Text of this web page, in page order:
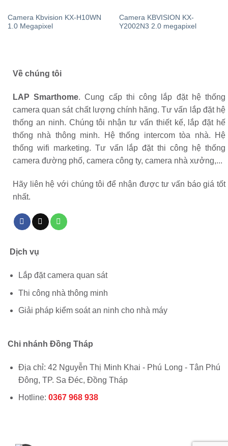
Camera Kbvision KX-H10WN
1.0 Megapixel
Camera KBVISION KX-
Y2002N3 2.0 megapixel
Về chúng tôi
LAP Smarthome. Cung cấp thi công lắp đặt hệ thống
camera quan sát chất lượng chính hãng. Tư vấn lắp đặt hệ
thống an ninh. Chúng tôi nhận tư vấn thiết kế, lắp đặt hế
thống nhà thông minh. Hệ thống intercom tòa nhà. Hệ
thống wifi marketing. Tư vấn lắp đặt thi công hệ thống
camera đường phố, camera công ty, camera nhà xưởng,...
Hãy liên hệ với chúng tôi để nhận được tư vấn báo giá tốt
nhất.
Dịch vụ
Lắp đặt camera quan sát
Thi công nhà thông minh
Giải pháp kiểm soát an ninh cho nhà máy
Chi nhánh Đồng Tháp
Địa chỉ: 42 Nguyễn Thị Minh Khai - Phú Long - Tân Phú
Đông, TP. Sa Đéc, Đồng Tháp
Hotline: 0367 968 938